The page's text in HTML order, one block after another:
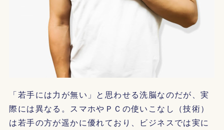
「若手には力が無い」と思わせる洗脳なのだが、実
際には異なる。スマホやＰＣの使いこなし（技術）
は若手の方が遥かに優れており、ビジネスでは実に